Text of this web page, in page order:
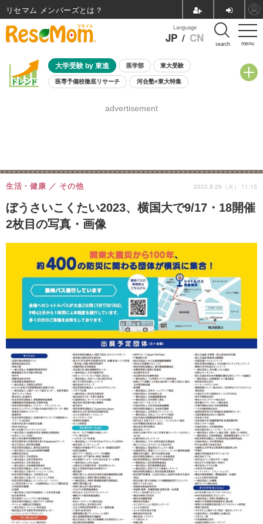
menu
Language
JP / CN search
大学受験 by 東進 医学部 東大受験
医専予備校徹底リサーチ 河合塾×東大特集
8月開催学校説明会・相談会
advertisement
ぼうさいこくたい2023、横国大で9/17・18開催
2枚目の写真・画像
生活・健康 その他 2023.8.29（火） 11:15
リセマム メンバーズ